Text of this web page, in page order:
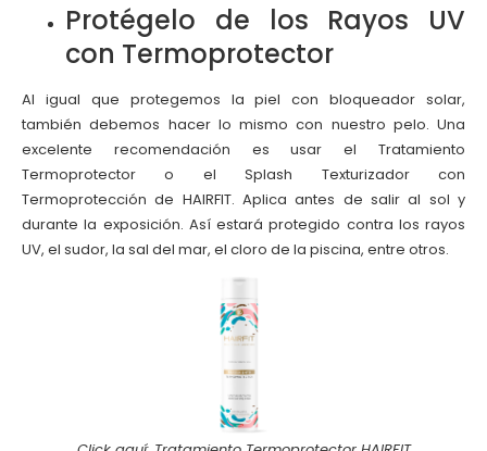
Protégelo de los Rayos UV
con Termoprotector
Al igual que protegemos la piel con bloqueador solar,
también debemos hacer lo mismo con nuestro pelo. Una
excelente recomendación es usar el Tratamiento
Termoprotector o el Splash Texturizador con
Termoprotección de HAIRFIT. Aplica antes de salir al sol y
durante la exposición. Así estará protegido contra los rayos
UV, el sudor, la sal del mar, el cloro de la piscina, entre otros.